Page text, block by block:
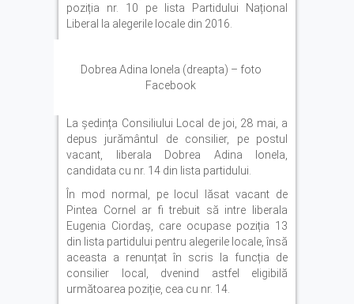
poziția nr. 10 pe lista Partidului Național
Liberal la alegerile locale din 2016.
Dobrea Adina Ionela (dreapta) – foto
Facebook
La ședința Consiliului Local de joi, 28 mai, a
depus jurământul de consilier, pe postul
vacant, liberala Dobrea Adina Ionela,
candidata cu nr. 14 din lista partidului.
În mod normal, pe locul lăsat vacant de
Pintea Cornel ar fi trebuit să intre liberala
Eugenia Ciordaș, care ocupase poziția 13
din lista partidului pentru alegerile locale, însă
aceasta a renunțat în scris la funcția de
consilier local, dvenind astfel eligibilă
următoarea poziție, cea cu nr. 14.